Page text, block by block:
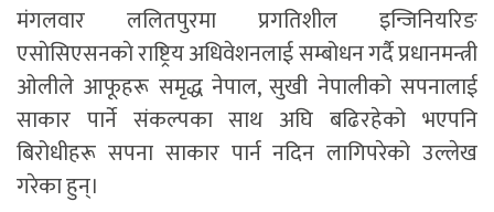
मंगलवार ललितपुरमा प्रगतिशील इन्जिनियरिङ
एसाेसिएसनकाे राष्ट्रिय अधिवेशनलाई सम्बोधन गर्दै प्रधानमन्त्री
ओलीले आफूहरू समृद्ध नेपाल, सुखी नेपालीको सपनालाई
साकार पार्ने संकल्पका साथ अघि बढिरहेको भएपनि
बिरोधीहरू सपना साकार पार्न नदिन लागिपरेको उल्लेख
गरेका हुन्।